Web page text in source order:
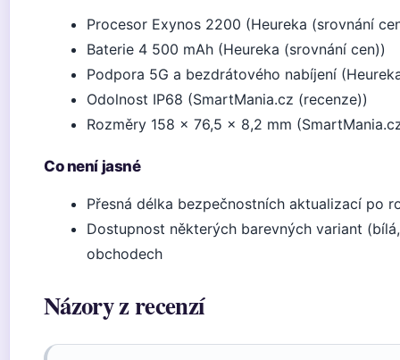
Procesor Exynos 2200 (Heureka (srovnání
Baterie 4 500 mAh (Heureka (srovnání cen))
Podpora 5G a bezdrátového nabíjení
Odolnost IP68 (SmartMania.cz (recenze))
Rozměry 158 x 76,5 x 8,2 mm
Co není jasné
Přesná délka bezpečnostních aktualizací po
Dostupnost některých barevných variant
obchodech
Názory z recenzí